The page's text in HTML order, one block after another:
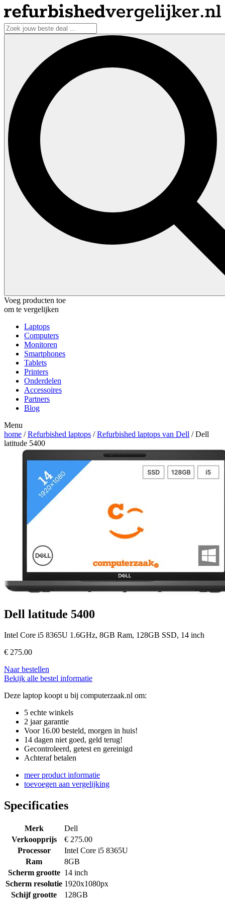
Voeg producten toe
om te vergelijken
Laptops
Computers
Monitoren
Smartphones
Tablets
Printers
Onderdelen
Accessoires
Partners
Blog
Menu
home /Refurbished laptops /Refurbished laptops van Dell / Dell
latitude 5400
Dell latitude 5400
Intel Core i5 8365U 1.6GHz, 8GB Ram, 128GB SSD, 14 inch
€ 275.00
Naar bestellen
Bekijk alle bestel informatie
Deze laptop koopt u bij computerzaak.nl om:
5 echte winkels
2 jaar garantie
Voor 16.00 besteld, morgen in huis!
14 dagen niet goed, geld terug!
Gecontroleerd, getest en gereinigd
Achteraf betalen
meer product informatie
toevoegen aan vergelijking
Specificaties
Merk
Dell
Verkoopprijs
€ 275.00
Processor
Intel Core i5 8365U
Ram
8GB
Scherm grootte 14 inch
Scherm resolutie 1920x1080px
Schijf grootte
128GB